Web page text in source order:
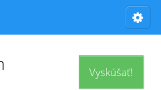
Vyskúšať!